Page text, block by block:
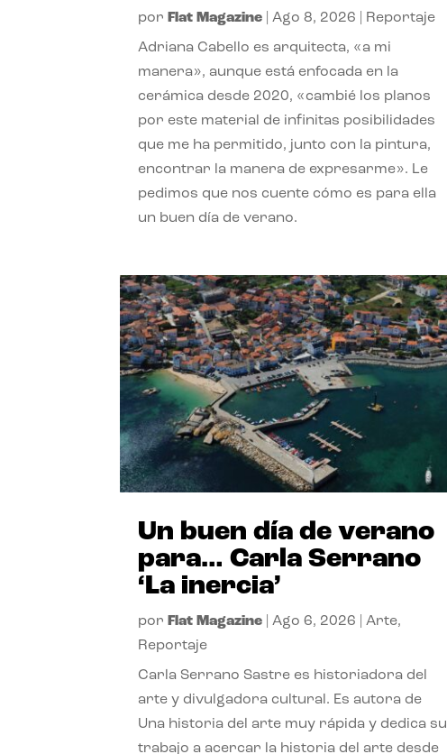
por Flat Magazine |Ago 8, 2026 Reportaje
Adriana Cabello es arquitecta, «a mi
manera», aunque está enfocada en la
cerámica desde 2020, «cambié los planos
por este material de infinitas posibilidades
que me ha permitido, junto con la pintura,
encontrar la manera de expresarme». Le
pedimos que nos cuente cómo es para ella
un buen día de verano.
Un buen día de verano
para… Carla Serrano
‘La inercia’
por Flat Magazine |Ago 6, 2026 |Arte,
Reportaje
Carla Serrano Sastre es historiadora del
arte y divulgadora cultural. Es autora de
Una historia del arte muy rápida y dedica su
trabajo a acercar la historia del arte desde